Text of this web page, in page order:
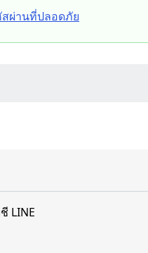
ผ่านที่ปลอดภัย
LINE